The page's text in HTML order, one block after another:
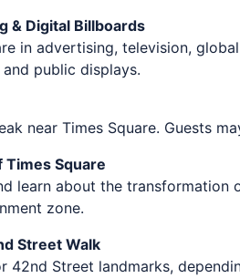
& Digital Billboards
in advertising, television,
public displays.
near Times Square. Guests
Times Square
learn about the
zone.
Street Walk
42nd Street landmarks,